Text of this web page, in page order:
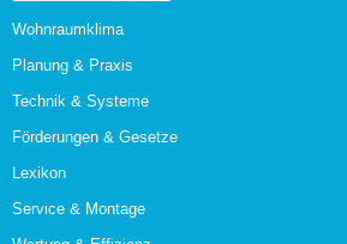
Wohnraumklima
Planung & Praxis
Technik & Systeme
Förderungen & Gesetze
Lexikon
Service & Montage